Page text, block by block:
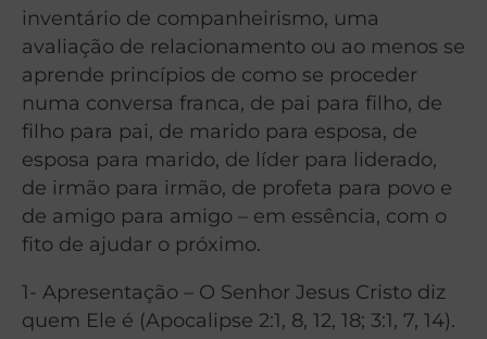
inventário de companheirismo, uma
avaliação de relacionamento ou ao menos se
aprende princípios de como se proceder
numa conversa franca, de pai para filho, de
filho para pai, de marido para esposa, de
esposa para marido, de líder para liderado,
de irmão para irmão, de profeta para povo e
de amigo para amigo – em essência, com o
fito de ajudar o próximo.
1- Apresentação – O Senhor Jesus Cristo diz
quem Ele é (Apocalipse 2:1, 8, 12, 18; 3:1, 7, 14).